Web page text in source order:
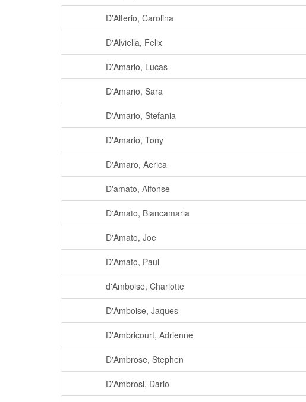
D'Alterio, Carolina
D'Alviella, Felix
D'Amario, Lucas
D'Amario, Sara
D'Amario, Stefania
D'Amario, Tony
D'Amaro, Aerica
D'amato, Alfonse
D'Amato, Biancamaria
D'Amato, Joe
D'Amato, Paul
d'Amboise, Charlotte
D'Amboise, Jaques
D'Ambricourt, Adrienne
D'Ambrose, Stephen
D'Ambrosi, Dario